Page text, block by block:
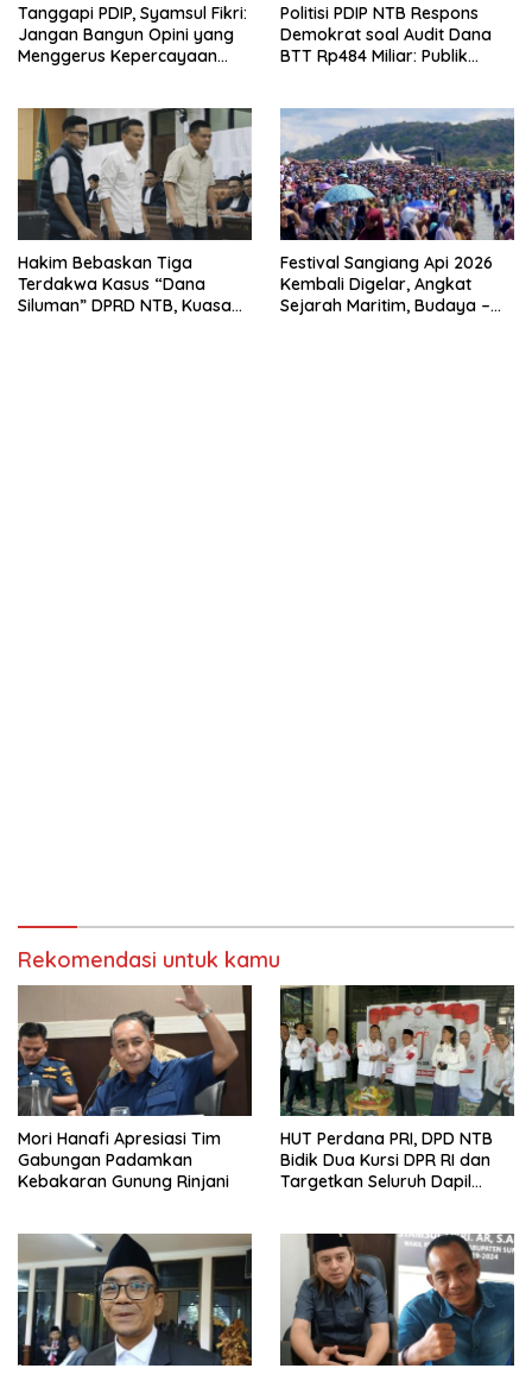
Tanggapi PDIP, Syamsul Fikri:
Jangan Bangun Opini yang
Menggerus Kepercayaan
Politisi PDIP NTB Respons
Demokrat soal Audit Dana
BTT Rp484 Miliar: Publik
Hakim Bebaskan Tiga
Terdakwa Kasus “Dana
Siluman” DPRD NTB, Kuasa
Festival Sangiang Api 2026
Kembali Digelar, Angkat
Sejarah Maritim, Budaya –
Rekomendasi untuk kamu
Mori Hanafi Apresiasi Tim
Gabungan Padamkan
Kebakaran Gunung Rinjani
HUT Perdana PRI, DPD NTB
Bidik Dua Kursi DPR RI dan
Targetkan Seluruh Dapil